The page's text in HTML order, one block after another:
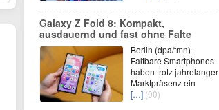
Galaxy Z Fold 8: Kompakt,
ausdauernd und fast ohne Falte
Berlin (dpa/tmn) -
Faltbare Smartphones
haben trotz jahrelanger
Marktpräsenz ein
[…] (00)